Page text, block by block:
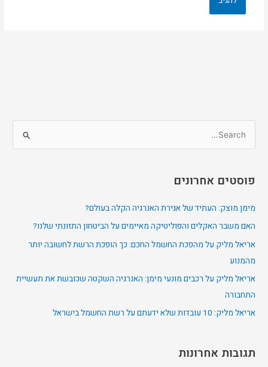
e
r
o
r
:
פוסטים אחרונים
מימן מוצק: העתיד של אגירת האנרגיה הקלה בעולם?
האם משבר האקלים והפוליטיקה מאיימים על הביטחון התזונתי שלנו?
אריאל מליק על מהפכת החשמל החכם: כך הופכת הרשת לחשובה יותר
מהמנוע
אריאל מליק על רכבים מונעי מימן: האנרגיה השקטה שכובשת את תעשיית
התחבורה
אריאל מליק: 10 עובדות שלא ידעתם על רשת החשמל בישראל
תגובות אחרונות